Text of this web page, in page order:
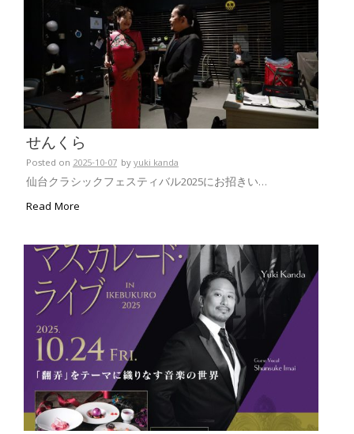
せんくら
Posted on 2025-10-07 byyuki kanda
仙台クラシックフェスティバル2025にお招きい…
Read More